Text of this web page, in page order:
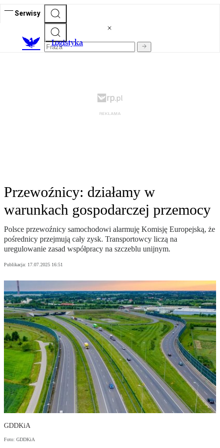
Serwisy
Logistyka
Przewoźnicy: działamy w
warunkach gospodarczej przemocy
Polsce przewoźnicy samochodowi alarmuję Komisję Europejską, że
pośrednicy przejmują cały zysk. Transportowcy liczą na
uregulowanie zasad współpracy na szczeblu unijnym.
Publikacja: 17.07.2025 16:51
GDDKiA
Foto: GDDKiA